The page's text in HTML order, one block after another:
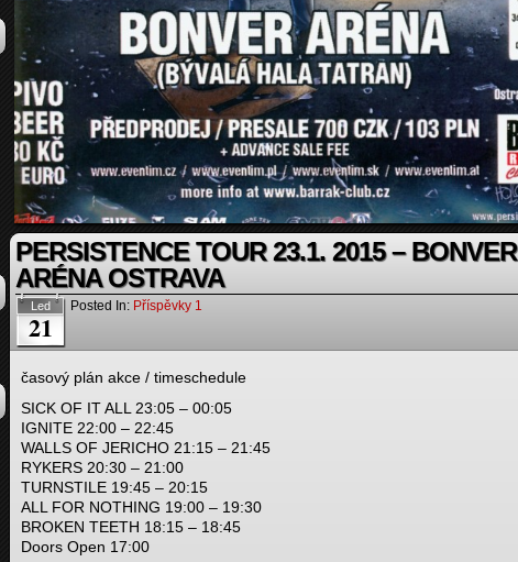
PERSISTENCE TOUR 23.1. 2015 – BONVER
ARÉNA OSTRAVA
Led
21
Posted In: Příspěvky 1
časový plán akce / timeschedule
SICK OF IT ALL 23:05 – 00:05
IGNITE 22:00 – 22:45
WALLS OF JERICHO 21:15 – 21:45
RYKERS 20:30 – 21:00
TURNSTILE 19:45 – 20:15
ALL FOR NOTHING 19:00 – 19:30
BROKEN TEETH 18:15 – 18:45
Doors Open 17:00